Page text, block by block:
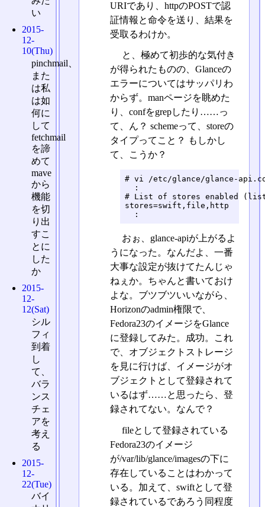
URIであり、httpのPOSTで認
証情報と命令を送り、結果を
受取るわけか。
と、極めて初歩的な気付き
が得られたものの、Glanceの
エラーについてはサッパリわ
からず。manページを眺めた
り、confをgrepしたり……っ
て、ん？ schemeって、storeの
タイプってこと？ もしかし
て、こうか？
# vi /etc/glance/glance-
  :
# List of stores enabled
stores=swift,file,http
  :
おぉ、glance-apiが上がるよ
うになった。なんだよ、一番
大事な設定が抜けてたんじゃ
ねぇか。ちゃんと書いておけ
よな。ブツブツいいながら、
Horizonのadmin権限で、
Fedora23のイメージをGlance
に登録してみた。成功。これ
で、オブジェクトストレージ
を見に行けば、イメージがオ
ブジェクトとして登録されて
いるはず……と思ったら、登
録されてない。なんで？
fileとして登録されている
Fedora23のイメージ
が/var/lib/glance/imagesの下に
存在していることはわかって
いる。加えて、swiftとして登
録されているであろう同程度
い
2015-
12-
10(Thu)
pinchmail、
また
は私
は如
何に
して
fetchmail
を諦
めて
mave
から
機能
を切
り出
すこ
とに
した
か
2015-
12-
12(Sat)
シル
フィ
到着
し
て、
バラ
ンス
チェ
アを
考え
る
2015-
12-
22(Tue)
バイ